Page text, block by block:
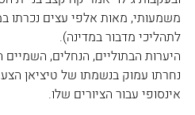
משמעותי, מאות אלפי עצים נכרתו
לתהליכי מדבור במדינה).
היערות הבתוליים, הנחלים, השמיים
נחרתו עמוק בנשמתו של טיציאן
אינסופי עבור הציורים שלו.